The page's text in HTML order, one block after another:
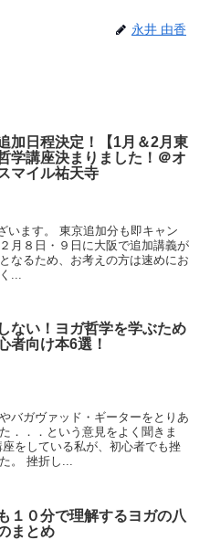
永井 由香
加日程決定！【1月＆2月東
学講座決まりました！＠オ
マイル祐天寺
います。 東京追加分も即キャン
月８日・９日に大阪で追加講義が
なるため、お考えの方は速めにお
...
ない！ヨガ哲学を学ぶため
者向け本6選！
バガヴァッド・ギーターをとりあ
．．．という意見をよく聞きま
をしている私が、初心者でも挫
。 挫折し...
１０分で理解するヨガの八
まとめ